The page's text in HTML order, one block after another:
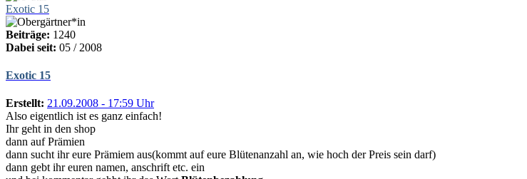
Exotic 15
Beiträge: 1240
Dabei seit: 05 / 2008
Exotic 15
Erstellt: 21.09.2008 - 17:59 Uhr
Also eigentlich ist es ganz einfach!
Ihr geht in den shop
dann auf Prämien
dann sucht ihr eure Prämiem aus(kommt auf eure Blütenanzahl an, wie hoch der Preis sein darf)
dann gebt ihr euren namen, anschrift etc. ein